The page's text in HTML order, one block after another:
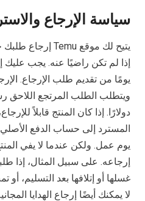
سياسة الإرجاع
يومًا من تقديم طلب الإرجاع.
دولارًا. إذا كان المنتج قابلاً
يوم عمل. ولكن عندما لا يفي
إرجاعه. على سبيل المثال، إذا
غسلها أو إتلافها بعد التسليم، أو
لا يمكنك أيضًا إرجاع الهدايا